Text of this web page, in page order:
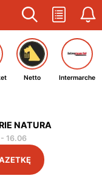
Netto Intermarche
NATURA
- 16.06